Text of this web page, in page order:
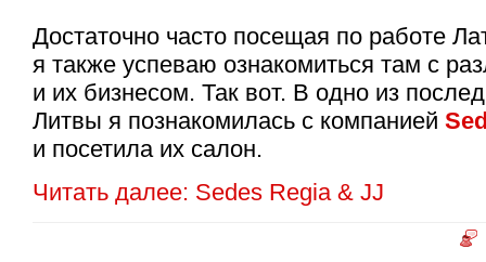
Достаточно часто посещая по работе
я также успеваю ознакомиться там с
и их бизнесом. Так вот. В одно из
Литвы я познакомилась с компанией
и посетила их салон.
Читать далее: Sedes Regia & JJ